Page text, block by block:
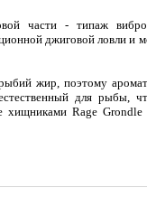
части - типаж
джиговой ловли и
жир, поэтому
для рыбы,
хищниками Rage
все самые
Rage Grondle
эффектно и